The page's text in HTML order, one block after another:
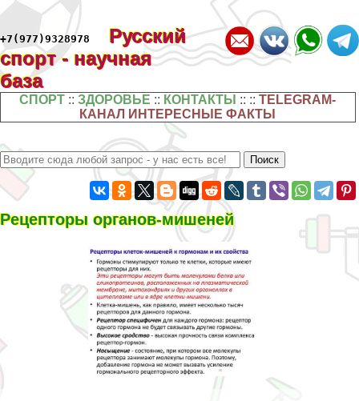
+7(977)9328978
Русский
спорт - научная
база
СПОРТ ::ЗДОРОВЬЕ :: КОНТАКТЫ :: ::TELEGRAM-
КАНАЛ ИНТЕРЕСНЫЕ ФАКТЫ
Рецепторы органов-мишеней